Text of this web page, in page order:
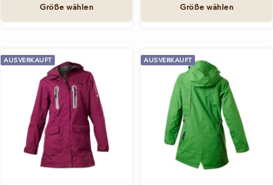
deine Spaziergänge, Wanderungen und Abenteuer mit deinem Hund bei
Größe wählen Größe wählen
AUSVERKAUFT AUSVERKAUFT